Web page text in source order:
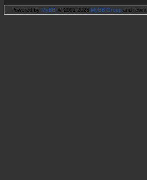
Powered by MyBB , © 2001-2026 MyBB Group and